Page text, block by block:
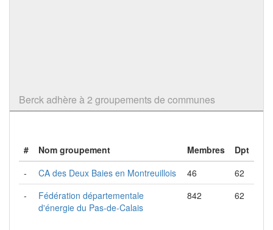
Berck adhère à 2 groupements de communes
# Nom groupement Membres
Dpt
-
CA des Deux Baies en Montreuillois 46
62
-
Fédération départementale
d'énergie du Pas-de-Calais
842 62